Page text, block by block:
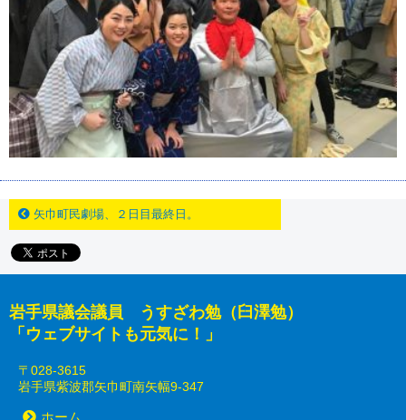
矢巾町民劇場、２日目最終日。
岩手県議会議員 うすざわ勉（臼澤勉）
「ウェブサイトも元気に！」
〒028-3615
岩手県紫波郡矢巾町南矢幅9-347
ホーム